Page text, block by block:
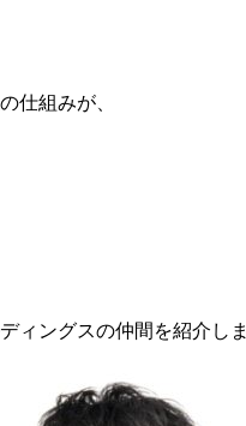
仕組みが、
ィングスの仲間を紹介しま